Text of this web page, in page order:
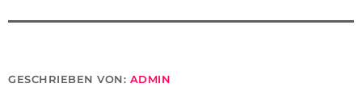
GESCHRIEBEN VON: ADMIN